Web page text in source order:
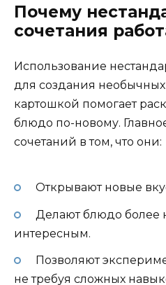
Почему
сочетания
Использование
для создания
картошкой помогает
блюдо по-новому.
сочетаний в том, что они:
Открывают новые
Делают блюдо
интересным.
Позволяют
не требуя сложных